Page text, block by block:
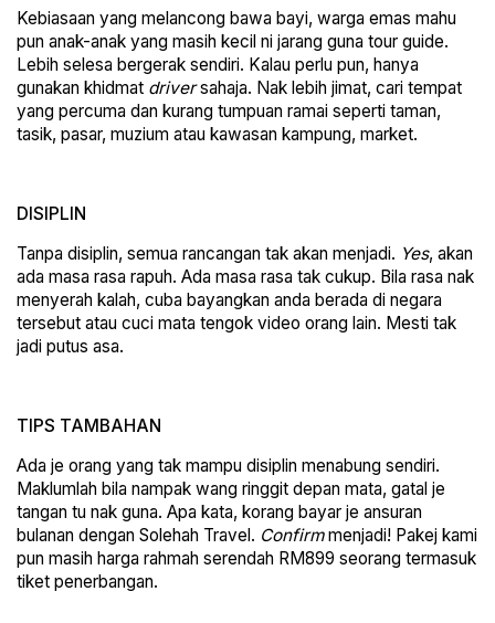
Kebiasaan yang melancong bawa bayi, warga emas mahu
pun anak-anak yang masih kecil ni jarang guna tour guide.
Lebih selesa bergerak sendiri. Kalau perlu pun, hanya
gunakan khidmat driversahaja. Nak lebih jimat, cari tempat
yang percuma dan kurang tumpuan ramai seperti taman,
tasik, pasar, muzium atau kawasan kampung, market.
DISIPLIN
Tanpa disiplin, semua rancangan tak akan menjadi. Yes, akan
ada masa rasa rapuh. Ada masa rasa tak cukup. Bila rasa nak
menyerah kalah, cuba bayangkan anda berada di negara
tersebut atau cuci mata tengok video orang lain. Mesti tak
jadi putus asa.
TIPS TAMBAHAN
Ada je orang yang tak mampu disiplin menabung sendiri.
Maklumlah bila nampak wang ringgit depan mata, gatal je
tangan tu nak guna. Apa kata, korang bayar je ansuran
bulanan dengan Solehah Travel. Confirmmenjadi! Pakej kami
pun masih harga rahmah serendah RM899 seorang termasuk
tiket penerbangan.